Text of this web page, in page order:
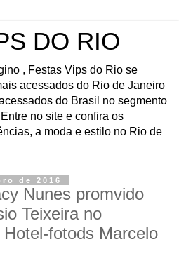
DO RIO
, Festas Vips do Rio se
acessados do Rio de Janeiro
do Brasil no segmento
no site e confira os
a moda e estilo no Rio de
de 2016
Nunes promvido
Teixeira no
fotods Marcelo